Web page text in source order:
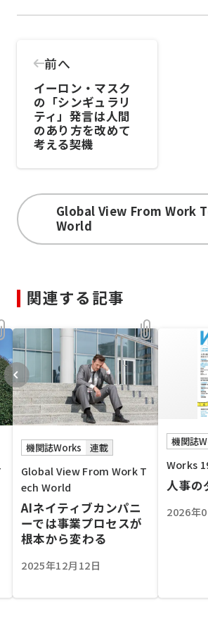
前へ
イーロン・マスク
の「シンギュラリ
ティ」発言は人間
のあり方を改めて
考える契機
Global View From Work
World
関連する記事
機関誌Works 連載
Global View From Work T
ech World
AIネイティブカンパニ
ーでは事業プロセスが
根本から変わる
2025年12月12日
機関誌
Works
人事の
2026年